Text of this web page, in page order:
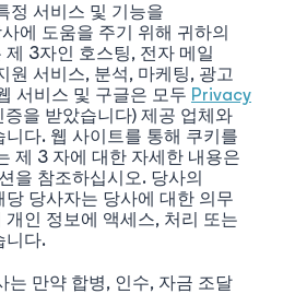
정 서비스 및 기능을
에 도움을 주기 위해 귀하의
제 3자인 호스팅, 전자 메일
원 서비스, 분석, 마케팅, 광고
서비스 및 구글은 모두 Privacy
증을 받았습니다) 제공 업체와
니다. 웹 사이트를 통해 쿠키를
제 3 자에 대한 자세한 내용은
을 참조하십시오. 당사의
당 당사자는 당사에 대한 의무
개인 정보에 액세스, 처리 또는
니다.
는 만약 합병, 인수, 자금 조달